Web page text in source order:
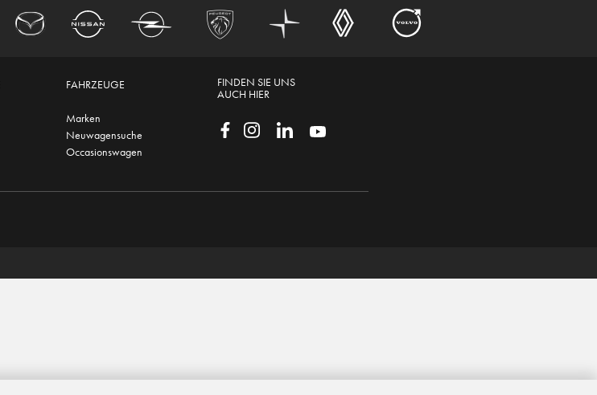
FAHRZEUGE
Marken
Neuwagensuche
Occasionswagen
FINDEN SIE UNS
AUCH HIER